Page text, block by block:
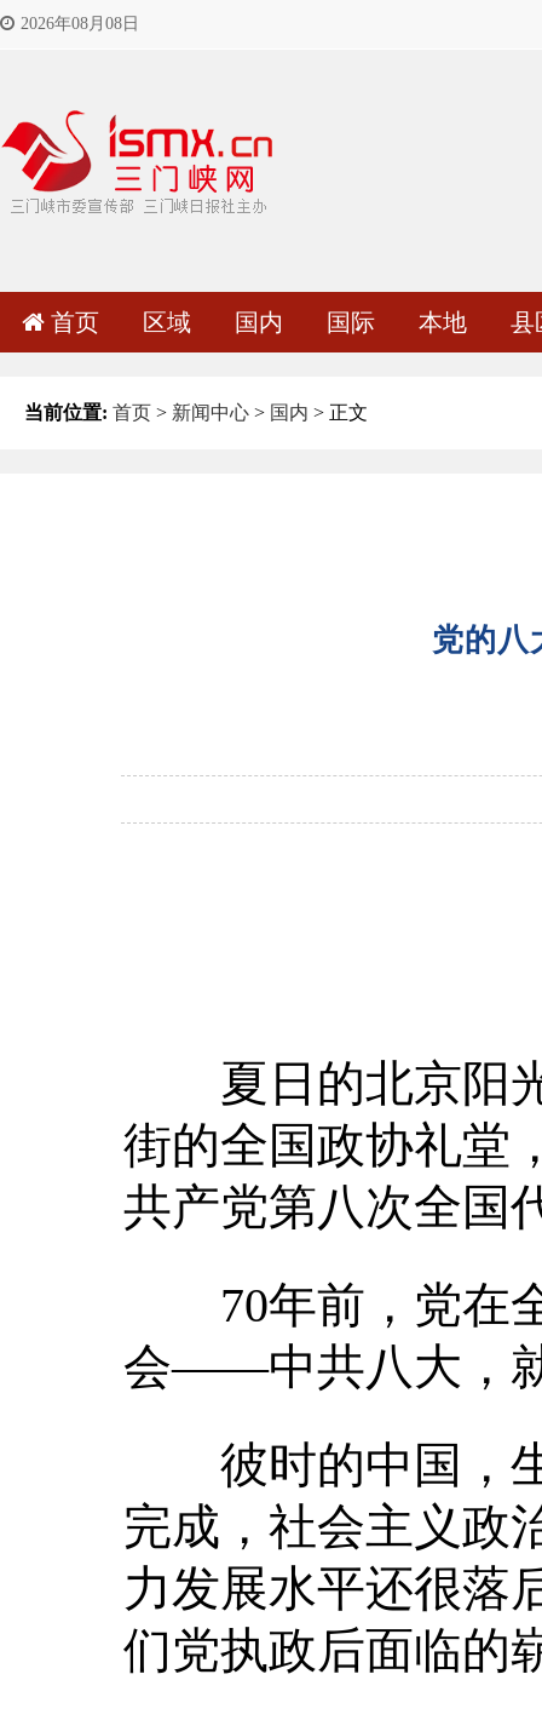
2026年08月08日
首页 区域 国内 国际 本地 县
当前位置: 首页 > 新闻中心 > 国内 > 正文
党的八
夏日的北京阳光
街的全国政协礼堂
共产党第八次全国
70年前，党在全
会——中共八大，
彼时的中国，生
完成，社会主义政
力发展水平还很落
们党执政后面临的